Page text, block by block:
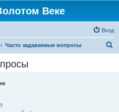
Веке
Вход
Часто задаваемые вопросы